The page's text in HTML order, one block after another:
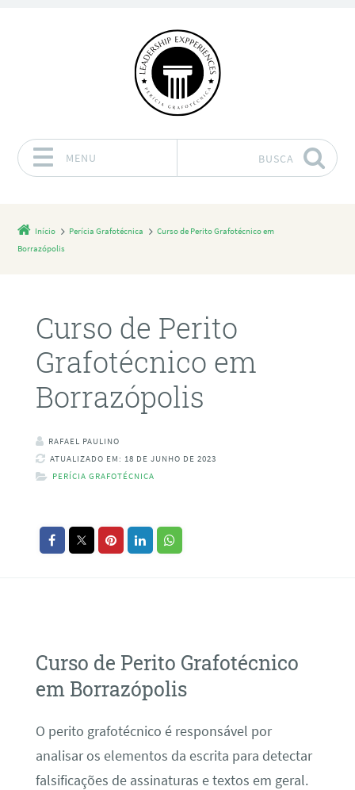
MENU BUSCA
Início Perícia Grafotécnica
Curso de Perito Grafotécnico em
Borrazópolis
Curso de Perito
Grafotécnico em
Borrazópolis
RAFAEL PAULINO
ATUALIZADO EM: 18 DE JUNHO DE 2023
PERÍCIA GRAFOTÉCNICA
Curso de Perito Grafotécnico
em Borrazópolis
O perito grafotécnico é responsável por
analisar os elementos da escrita para detectar
falsificações de assinaturas e textos em geral.